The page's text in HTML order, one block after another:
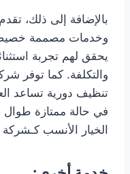
بالإضافة إلى ذلك،
وخدمات مصممة خصيصاً
يحقق لهم تجربة
والتكلفة. كما توفر
تنظيف دورية تساعد
في حالة ممتازة طوال
الخيار الأنسب